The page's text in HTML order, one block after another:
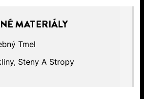
MATERIÁLY
Tmel
Steny A Stropy